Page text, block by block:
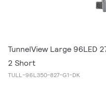
TunnelView Large 96LED
2 Short
TULL-96L350-827-G1-DK